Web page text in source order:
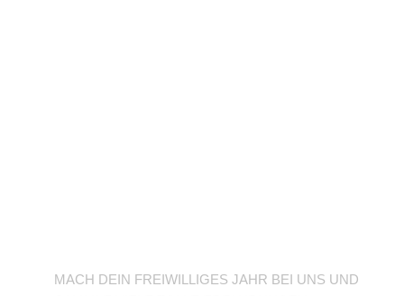
MACH DEIN FREIWILLIGES JAHR BEI UNS UND